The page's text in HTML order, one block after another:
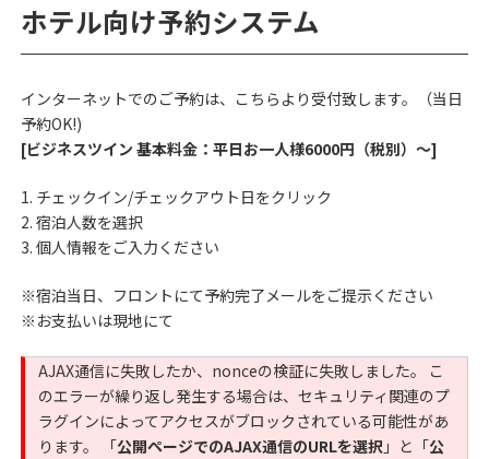
ホテル向け予約システム
インターネットでのご予約は、こちらより受付致します。（当日
予約OK!)
[ビジネスツイン 基本料金：平日お一人様6000円（税別）～]
1. チェックイン/チェックアウト日をクリック
2. 宿泊人数を選択
3. 個人情報をご入力ください
※宿泊当日、フロントにて予約完了メールをご提示ください
※お支払いは現地にて
AJAX通信に失敗したか、nonceの検証に失敗しました。 こ
のエラーが繰り返し発生する場合は、セキュリティ関連のプ
ラグインによってアクセスがブロックされている可能性があ
ります。 「公開ページでのAJAX通信のURLを選択 」と「公